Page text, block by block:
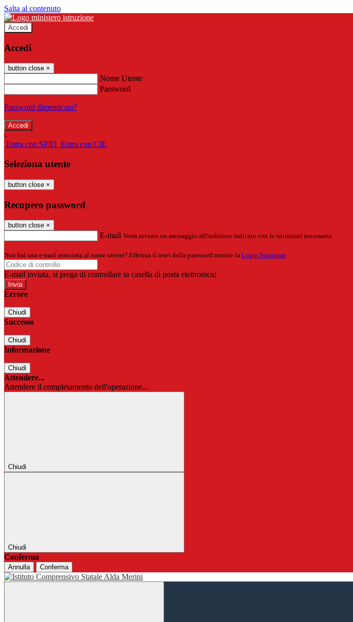
Salta al contenuto
Accedi
Accedi
button close ×
Nome Utente
Password
Password dimenticata?
-
Entra con SPID Entra con CIE
Seleziona utente
button close ×
Recupero password
button close ×
E-mail Verrà inviato un messaggio all'indirizzo indicato con le istruzioni necessarie.
Non hai una e-mail associata al nome utente? Effettua il reset della password tramite la Login Spaggiari
E-mail inviata, si prega di controllare la casella di posta elettronica!
Errore
Chiudi
Successo
Chiudi
Informazione
Chiudi
Attendere...
Attendere il completamento dell'operazione...
Chiudi
Chiudi
Conferma
Annulla Conferma